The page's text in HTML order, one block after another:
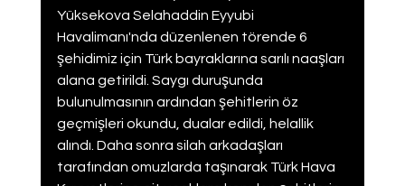
Yüksekova Selahaddin Eyyubi
Havalimanı'nda düzenlenen törende 6
şehidimiz için Türk bayraklarına sarılı naaşları
alana getirildi. Saygı duruşunda
bulunulmasının ardından şehitlerin öz
geçmişleri okundu, dualar edildi, helallik
alındı. Daha sonra silah arkadaşları
tarafından omuzlarda taşınarak Türk Hava